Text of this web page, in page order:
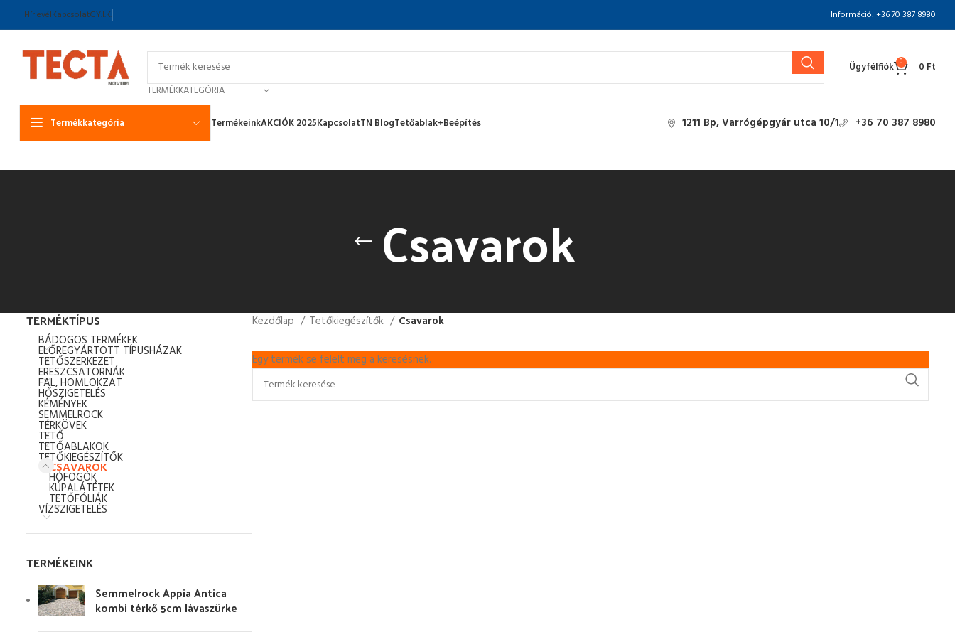
HírlevélKapcsolatGY.I.K. Információ: +36 70 387 8980
TERMÉKKATEGÓRIA
Ügyfélfiók 0 0 Ft
Termékkategória TermékeinkAKCIÓK 2025KapcsolatTN BlogTetőablak+Beépítés 1211 Bp, Varrógépgyár utca 10/1 +36 70 387 8980
Csavarok
TERMÉKTÍPUS
BÁDOGOS TERMÉKEK
ELŐREGYÁRTOTT TÍPUSHÁZAK
TETŐSZERKEZET
ERESZCSATORNÁK
FAL, HOMLOKZAT
HŐSZIGETELÉS
KÉMÉNYEK
SEMMELROCK
TÉRKÖVEK
TETŐ
TETŐABLAKOK
TETŐKIEGÉSZÍTŐK
CSAVAROK
HÓFOGÓK
KÚPALÁTÉTEK
TETŐFÓLIÁK
VÍZSZIGETELÉS
TERMÉKEINK
Semmelrock Appia Antica
kombi térkő 5cm lávaszürke
Kezdőlap Tetőkiegészítők Csavarok
Egy termék se felelt meg a keresésnek.